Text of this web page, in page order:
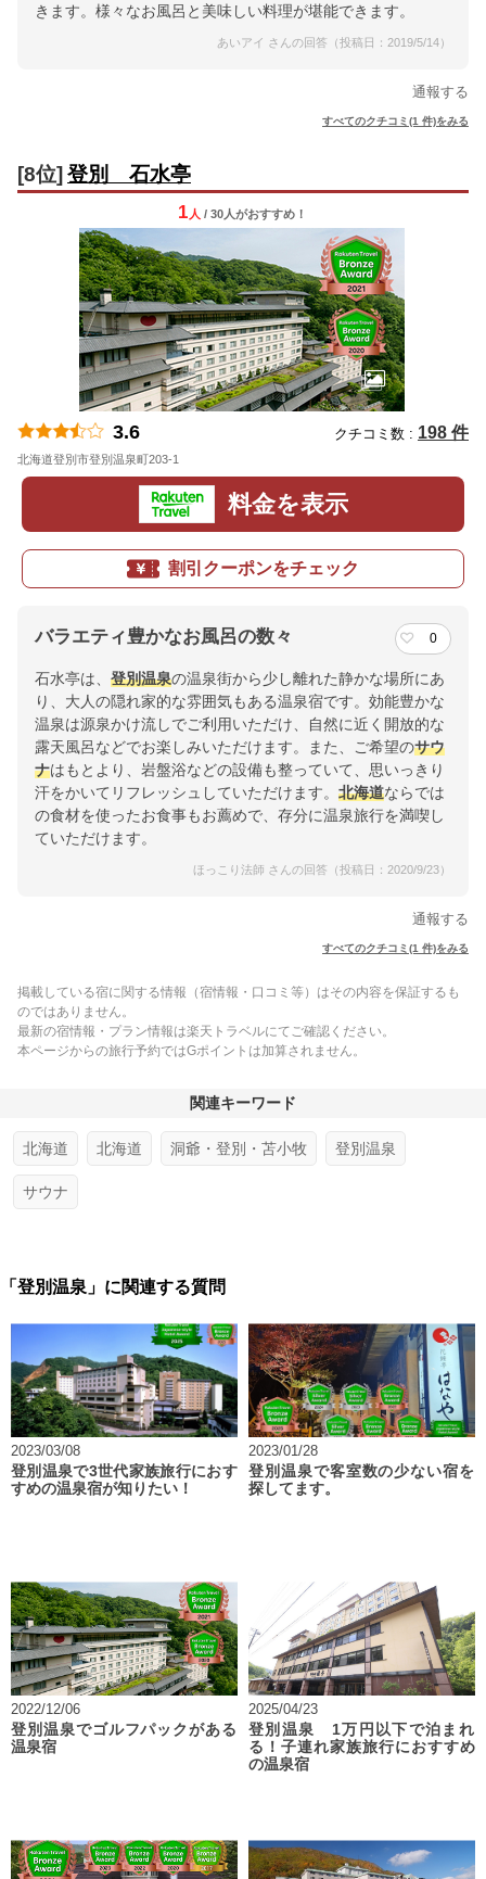
きます。様々なお風呂と美味しい料理が堪能できます。
あいアイ さんの回答（投稿日：2019/5/14）
通報する
すべてのクチコミ(1 件)をみる
[8位] 登別 石水亭
1 人 / 30人がおすすめ！
3.6 クチコミ数 : 198 件
北海道登別市登別温泉町203-1
料金を表示
割引クーポンをチェック
バラエティ豊かなお風呂の数々 0
石水亭は、 登別温泉の温泉街から少し離れた静かな場所にあ
り、大人の隠れ家的な雰囲気もある温泉宿です。効能豊かな
温泉は源泉かけ流しでご利用いただけ、自然に近く開放的な
露天風呂などでお楽しみいただけます。また、ご希望のサウ
ナはもとより、岩盤浴などの設備も整っていて、思いっきり
汗をかいてリフレッシュしていただけます。 北海道ならでは
の食材を使ったお食事もお薦めで、存分に温泉旅行を満喫し
ていただけます。
ほっこり法師 さんの回答（投稿日：2020/9/23）
通報する
すべてのクチコミ(1 件)をみる
掲載している宿に関する情報（宿情報・口コミ等）はその内容を保証するも
のではありません。
最新の宿情報・プラン情報は楽天トラベルにてご確認ください。
本ページからの旅行予約ではGポイントは加算されません。
関連キーワード
北海道 北海道 洞爺・登別・苫小牧 登別温泉
サウナ
「登別温泉」に関連する質問
2023/03/08
登別温泉で3世代家族旅行におす
すめの温泉宿が知りたい！
2023/01/28
登別温泉で客室数の少ない宿を
探してます。
2022/12/06
登別温泉でゴルフパックがある
温泉宿
2025/04/23
登別温泉 1万円以下で泊まれ
る！子連れ家族旅行におすすめ
の温泉宿